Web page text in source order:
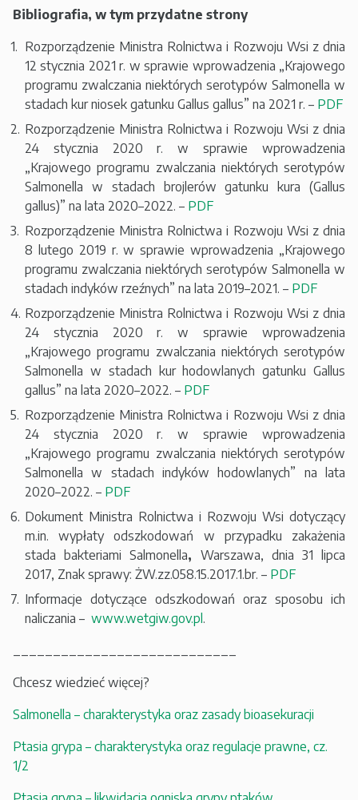
Bibliografia, w tym przydatne strony
Rozporządzenie Ministra Rolnictwa i Rozwoju Wsi z dnia
12 stycznia 2021 r. w sprawie wprowadzenia „Krajowego
programu zwalczania niektórych serotypów Salmonella w
stadach kur niosek gatunku Gallus gallus” na 2021 r. – PDF
Rozporządzenie Ministra Rolnictwa i Rozwoju Wsi z dnia
24 stycznia 2020 r. w sprawie wprowadzenia
„Krajowego programu zwalczania niektórych serotypów
Salmonella w stadach brojlerów gatunku kura (Gallus
gallus)” na lata 2020–2022. – PDF
Rozporządzenie Ministra Rolnictwa i Rozwoju Wsi z dnia
8 lutego 2019 r. w sprawie wprowadzenia „Krajowego
programu zwalczania niektórych serotypów Salmonella w
stadach indyków rzeźnych” na lata 2019–2021. – PDF
Rozporządzenie Ministra Rolnictwa i Rozwoju Wsi z dnia
24 stycznia 2020 r. w sprawie wprowadzenia
„Krajowego programu zwalczania niektórych serotypów
Salmonella w stadach kur hodowlanych gatunku Gallus
gallus” na lata 2020–2022. – PDF
Rozporządzenie Ministra Rolnictwa i Rozwoju Wsi z dnia
24 stycznia 2020 r. w sprawie wprowadzenia
„Krajowego programu zwalczania niektórych serotypów
Salmonella w stadach indyków hodowlanych” na lata
2020–2022. – PDF
Dokument Ministra Rolnictwa i Rozwoju Wsi dotyczący
m.in. wypłaty odszkodowań w przypadku zakażenia
stada bakteriami Salmonella, Warszawa, dnia 31 lipca
2017, Znak sprawy: ŻW.zz.058.15.2017.1.br. – PDF
Informacje dotyczące odszkodowań oraz sposobu ich
naliczania – www.wetgiw.gov.pl .
Chcesz wiedzieć więcej?
Salmonella – charakterystyka oraz zasady bioasekuracji
Ptasia grypa – charakterystyka oraz regulacje prawne, cz.
1/2